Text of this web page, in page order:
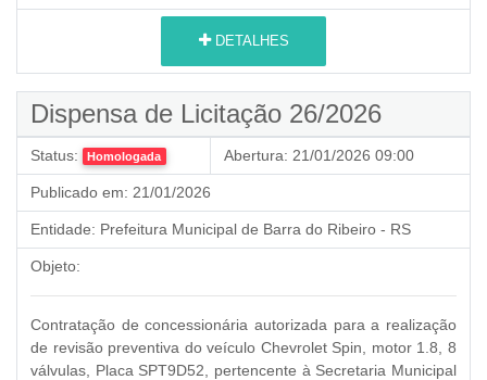
DETALHES
Dispensa de Licitação 26/2026
Status: Homologada Abertura: 21/01/2026 09:00
Publicado em: 21/01/2026
Entidade: Prefeitura Municipal de Barra do Ribeiro - RS
Objeto:
Contratação de concessionária autorizada para a realização
de revisão preventiva do veículo Chevrolet Spin, motor 1.8, 8
válvulas, Placa SPT9D52, pertencente à Secretaria Municipal